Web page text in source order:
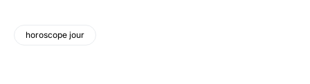
horoscope jour